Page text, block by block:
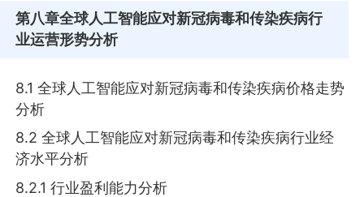
第八章全球人工智能应对新冠病毒和传染疾病行
业运营形势分析
8.1 全球人工智能应对新冠病毒和传染疾病价格走势
分析
8.2 全球人工智能应对新冠病毒和传染疾病行业经
济水平分析
8.2.1 行业盈利能力分析